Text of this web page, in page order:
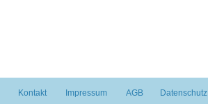
Kontakt Impressum AGB Datenschutz